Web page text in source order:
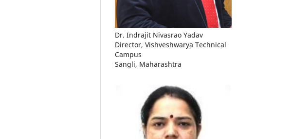
Dr. Indrajit Nivasrao Yadav
Director, Vishveshwarya Technical
Campus
Sangli, Maharashtra